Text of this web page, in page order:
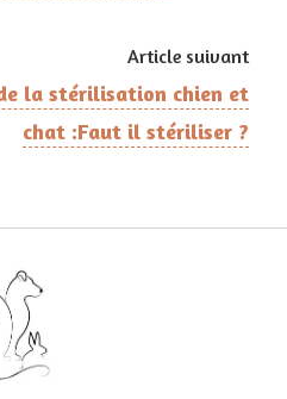
Article suivant
la stérilisation chien et
chat :Faut il stériliser ?